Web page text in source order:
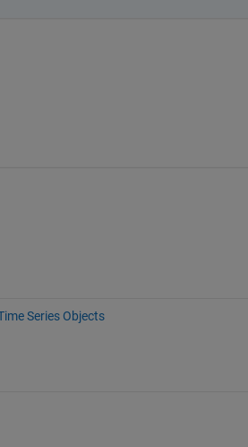
Series Objects